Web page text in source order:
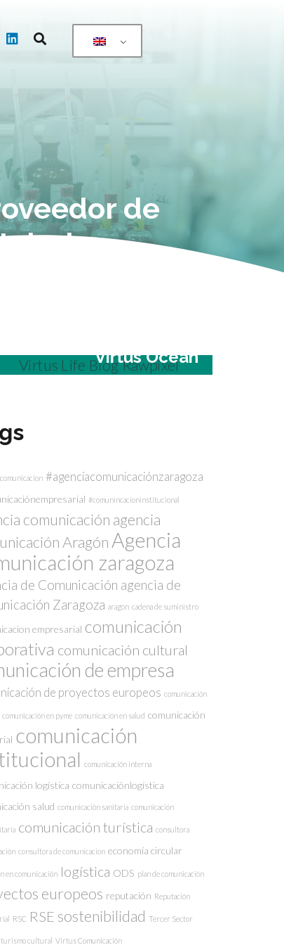
de
Virtus Ocean
#agenciacomunicaciónzaragoza
#comunincacioninstitucional
comunicación agencia
Aragón Agencia
zaragoza
de Comunicación agencia de
Zaragoza aragon cadena de suministro
empresarial comunicación
comunicación cultural
de empresa
de proyectos europeos comunicación
comunicación en pyme comunicación en salud comunicación
comunicación
comunicación interna
logística comunicaciónlogística
salud comunicación sanitaria comunicación
comunicación turística consultora
consultora de comunicacion economía circular
en comunicación logística ODS plan de comunicación
europeos reputación Reputación
RSC RSE sostenibilidad Tercer Sector
turismo cultural Virtus Comunicación